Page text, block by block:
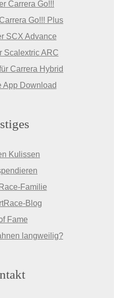
Carrera Go!!!
Go!!! Plus
SCX Advance
Scalextric ARC
Carrera Hybrid
App Download
Kulissen
Familie
Blog
Fame
langweilig?